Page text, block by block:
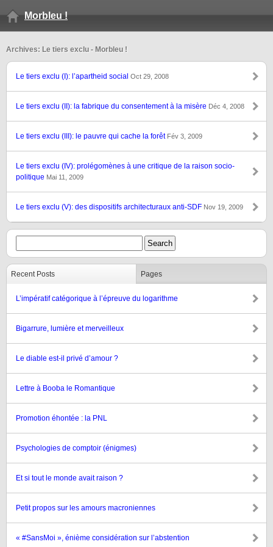
Morbleu !
Archives: Le tiers exclu - Morbleu !
Le tiers exclu (I): l’apartheid social Oct 29, 2008
Le tiers exclu (II): la fabrique du consentement à la misère Déc 4, 2008
Le tiers exclu (III): le pauvre qui cache la forêt Fév 3, 2009
Le tiers exclu (IV): prolégomènes à une critique de la raison socio-
politique Mai 11, 2009
Le tiers exclu (V): des dispositifs architecturaux anti-SDF Nov 19, 2009
Recent Posts Pages
L’impératif catégorique à l’épreuve du logarithme
Bigarrure, lumière et merveilleux
Le diable est-il privé d’amour ?
Lettre à Booba le Romantique
Promotion éhontée : la PNL
Psychologies de comptoir (énigmes)
Et si tout le monde avait raison ?
Petit propos sur les amours macroniennes
« #SansMoi », énième considération sur l’abstention